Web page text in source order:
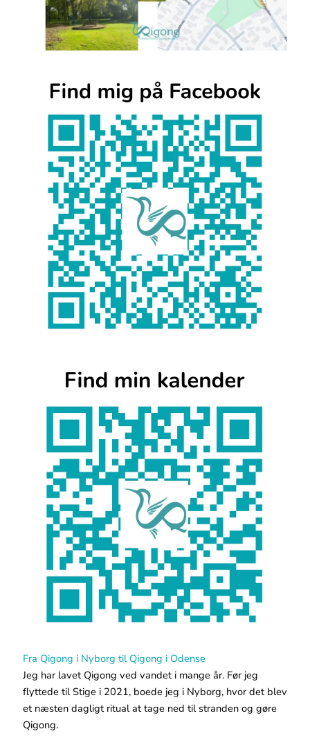
Fra Qigong i Nyborg til Qigong i Odense
Jeg har lavet Qigong ved vandet i mange år. Før jeg
flyttede til Stige i 2021, boede jeg i Nyborg, hvor det blev
et næsten dagligt ritual at tage ned til stranden og gøre
Qigong.